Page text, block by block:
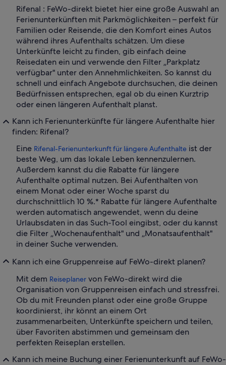
Rifenal : FeWo-direkt bietet hier eine große Auswahl an
Ferienunterkünften mit Parkmöglichkeiten – perfekt für
Familien oder Reisende, die den Komfort eines Autos
während ihres Aufenthalts schätzen. Um diese
Unterkünfte leicht zu finden, gib einfach deine
Reisedaten ein und verwende den Filter „Parkplatz
verfügbar" unter den Annehmlichkeiten. So kannst du
schnell und einfach Angebote durchsuchen, die deinen
Bedürfnissen entsprechen, egal ob du einen Kurztrip
oder einen längeren Aufenthalt planst.
Kann ich Ferienunterkünfte für längere Aufenthalte hier
finden: Rifenal?
Eine Rifenal-Ferienunterkunft für längere Aufenthalte ist der
beste Weg, um das lokale Leben kennenzulernen.
Außerdem kannst du die Rabatte für längere
Aufenthalte optimal nutzen. Bei Aufenthalten von
einem Monat oder einer Woche sparst du
durchschnittlich 10 %.* Rabatte für längere Aufenthalte
werden automatisch angewendet, wenn du deine
Urlaubsdaten in das Such-Tool eingibst, oder du kannst
die Filter „Wochenaufenthalt" und „Monatsaufenthalt"
in deiner Suche verwenden.
Kann ich eine Gruppenreise auf FeWo-direkt planen?
Mit dem Reiseplaner von FeWo-direkt wird die
Organisation von Gruppenreisen einfach und stressfrei.
Ob du mit Freunden planst oder eine große Gruppe
koordinierst, ihr könnt an einem Ort
zusammenarbeiten, Unterkünfte speichern und teilen,
über Favoriten abstimmen und gemeinsam den
perfekten Reiseplan erstellen.
Kann ich meine Buchung einer Ferienunterkunft auf FeWo-